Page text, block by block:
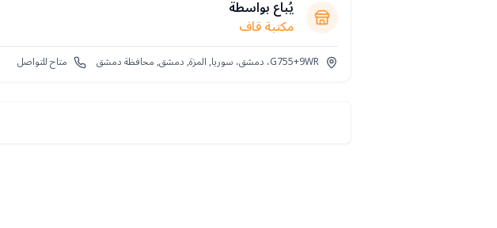
يُباع بواسطة
مكتبة قاف
G755+9WR، دمشق، سوريا, المزة, دمشق, محافظة دمشق‎ متاح للتواصل